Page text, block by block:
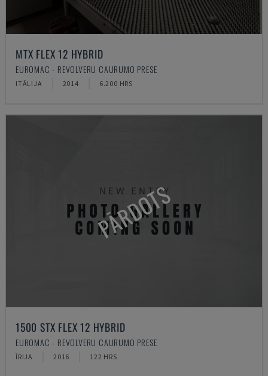
MTX FLEX 12 HYBRID
EUROMAC - REVOLVERU CAURUMO PRESE
ITĀLIJA 2014 6.200 HRS
PĀRDOTS
1500 STX FLEX 12 HYBRID
EUROMAC - REVOLVERU CAURUMO PRESE
ĪRIJA 2016 122 HRS